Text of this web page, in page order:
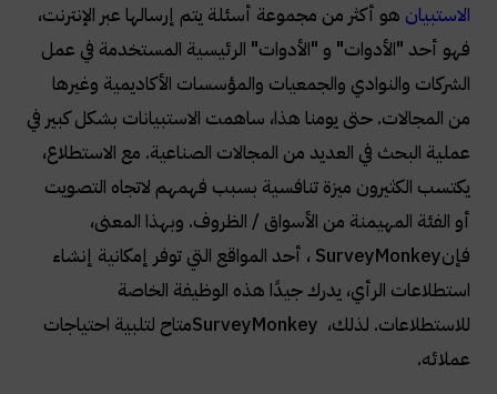
الاستبيان هو أكثر من مجموعة أسئلة يتم إرسالها عبر الإنترنت،
فهو أحد "الأدوات" و "الأدوات" الرئيسية المستخدمة في عمل
الشركات والنوادي والجمعيات والمؤسسات الأكاديمية وغيرها
من المجالات. حتى يومنا هذا، ساهمت الاستبيانات بشكل كبير في
عملية البحث في العديد من المجالات الصناعية. مع الاستطلاع،
يكتسب الكثيرون ميزة تنافسية بسبب فهمهم لاتجاه التصويت
أو الفئة المهيمنة من الأسواق / الظروف. وبهذا المعنى،
فإنSurveyMonkey ، أحد المواقع التي توفر إمكانية إنشاء
استطلاعات الرأي، يدرك جيدًا هذه الوظيفة الخاصة
للاستطلاعات. لذلك، SurveyMonkeyمتاح لتلبية احتياجات
عملائه.